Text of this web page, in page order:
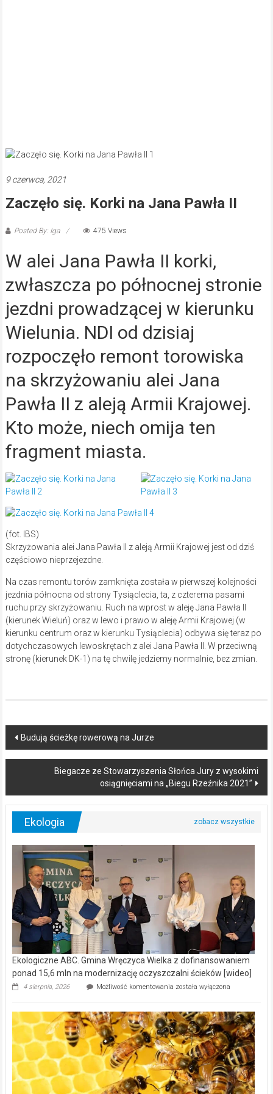
9 czerwca, 2021
Zaczęło się. Korki na Jana Pawła II
Posted By: Iga 475 Views
W alei Jana Pawła II korki,
zwłaszcza po północnej stronie
jezdni prowadzącej w kierunku
Wielunia. NDI od dzisiaj
rozpoczęło remont torowiska
na skrzyżowaniu alei Jana
Pawła II z aleją Armii Krajowej.
Kto może, niech omija ten
fragment miasta.
(fot. IBS)
Skrzyżowania alei Jana Pawła II z aleją Armii Krajowej jest od dziś
częściowo nieprzejezdne.
Na czas remontu torów zamknięta została w pierwszej kolejności
jezdnia północna od strony Tysiąclecia, ta, z czterema pasami
ruchu przy skrzyżowaniu. Ruch na wprost w aleję Jana Pawła II
(kierunek Wieluń) oraz w lewo i prawo w aleję Armii Krajowej (w
kierunku centrum oraz w kierunku Tysiąclecia) odbywa się teraz po
dotychczasowych lewoskrętach z alei Jana Pawła II. W przeciwną
stronę (kierunek DK-1) na tę chwilę jedziemy normalnie, bez zmian.
Post
navigation
Budują ścieżkę rowerową na Jurze
Biegacze ze Stowarzyszenia Słońca Jury z wysokimi
osiągnięciami na „Biegu Rzeźnika 2021”
Ekologia
Ekologiczne ABC. Gmina Wręczyca Wielka z dofinansowaniem
ponad 15,6 mln na modernizację oczyszczalni ścieków [wideo]
4 sierpnia, 2026 Możliwość komentowania Ekologiczne
Wręczyca
Wielka
z
dofinansowaniem
ponad
15,6
mln
na
została wyłączona